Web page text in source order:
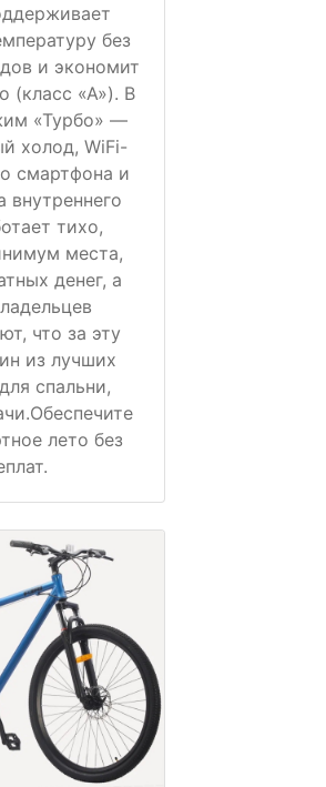
без
и экономит
(класс «А»). В
«Турбо» —
холод, WiFi-
смартфона и
внутреннего
тихо,
места,
денег, а
что за эту
из лучших
спальни,
лето без